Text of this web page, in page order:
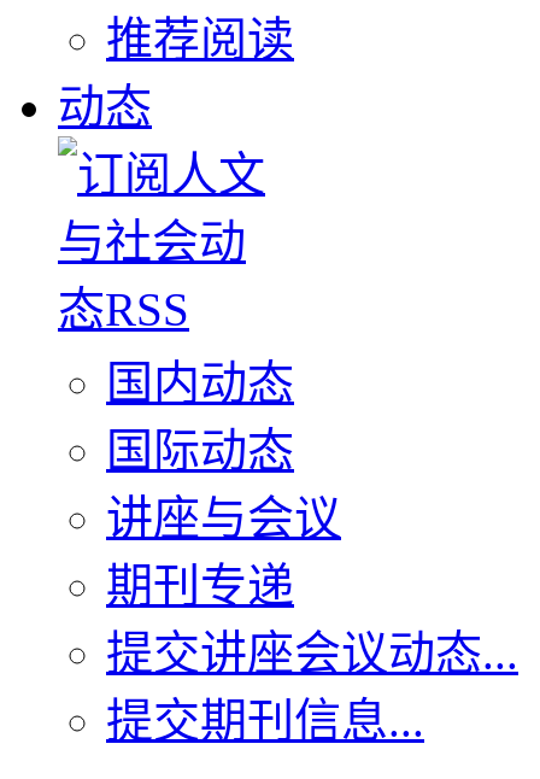
推荐阅读
动态
国内动态
国际动态
讲座与会议
期刊专递
提交讲座会议动态...
提交期刊信息...